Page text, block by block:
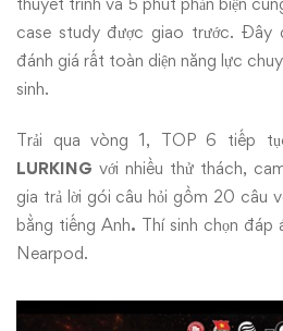
case study được giao trước. Đây
đánh giá rất toàn diện năng lực
sinh.
Trải qua vòng 1, TOP 6 tiếp
LURKING với nhiều thử thách,
gia trả lời gói câu hỏi gồm 20 câu
bằng tiếng Anh. Thí sinh chọn
Nearpod.